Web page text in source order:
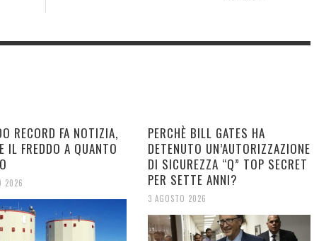
RECORD FA NOTIZIA,
IL FREDDO A QUANTO
2026
PERCHÈ BILL GATES HA
DETENUTO UN’AUTORIZZAZIONE
DI SICUREZZA “Q” TOP SECRET
PER SETTE ANNI?
3 AGOSTO 2026